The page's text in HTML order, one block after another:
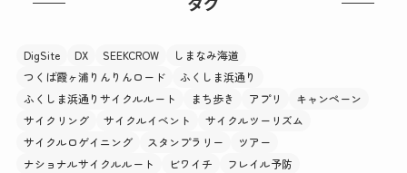
DigSite DX SEEKCROW
しまなみ海道
つくば霞ヶ浦りんりんロード
ふくしま浜通り
ふくしま浜通りサイクルルート
まち歩き アプリ
キャンペーン
サイクリング
サイクルイベント
サイクルツーリズム
サイクルロゲイニング
スタンプラリー
ツアー
ナショナルサイクルルート
ビワイチ
フレイル予防